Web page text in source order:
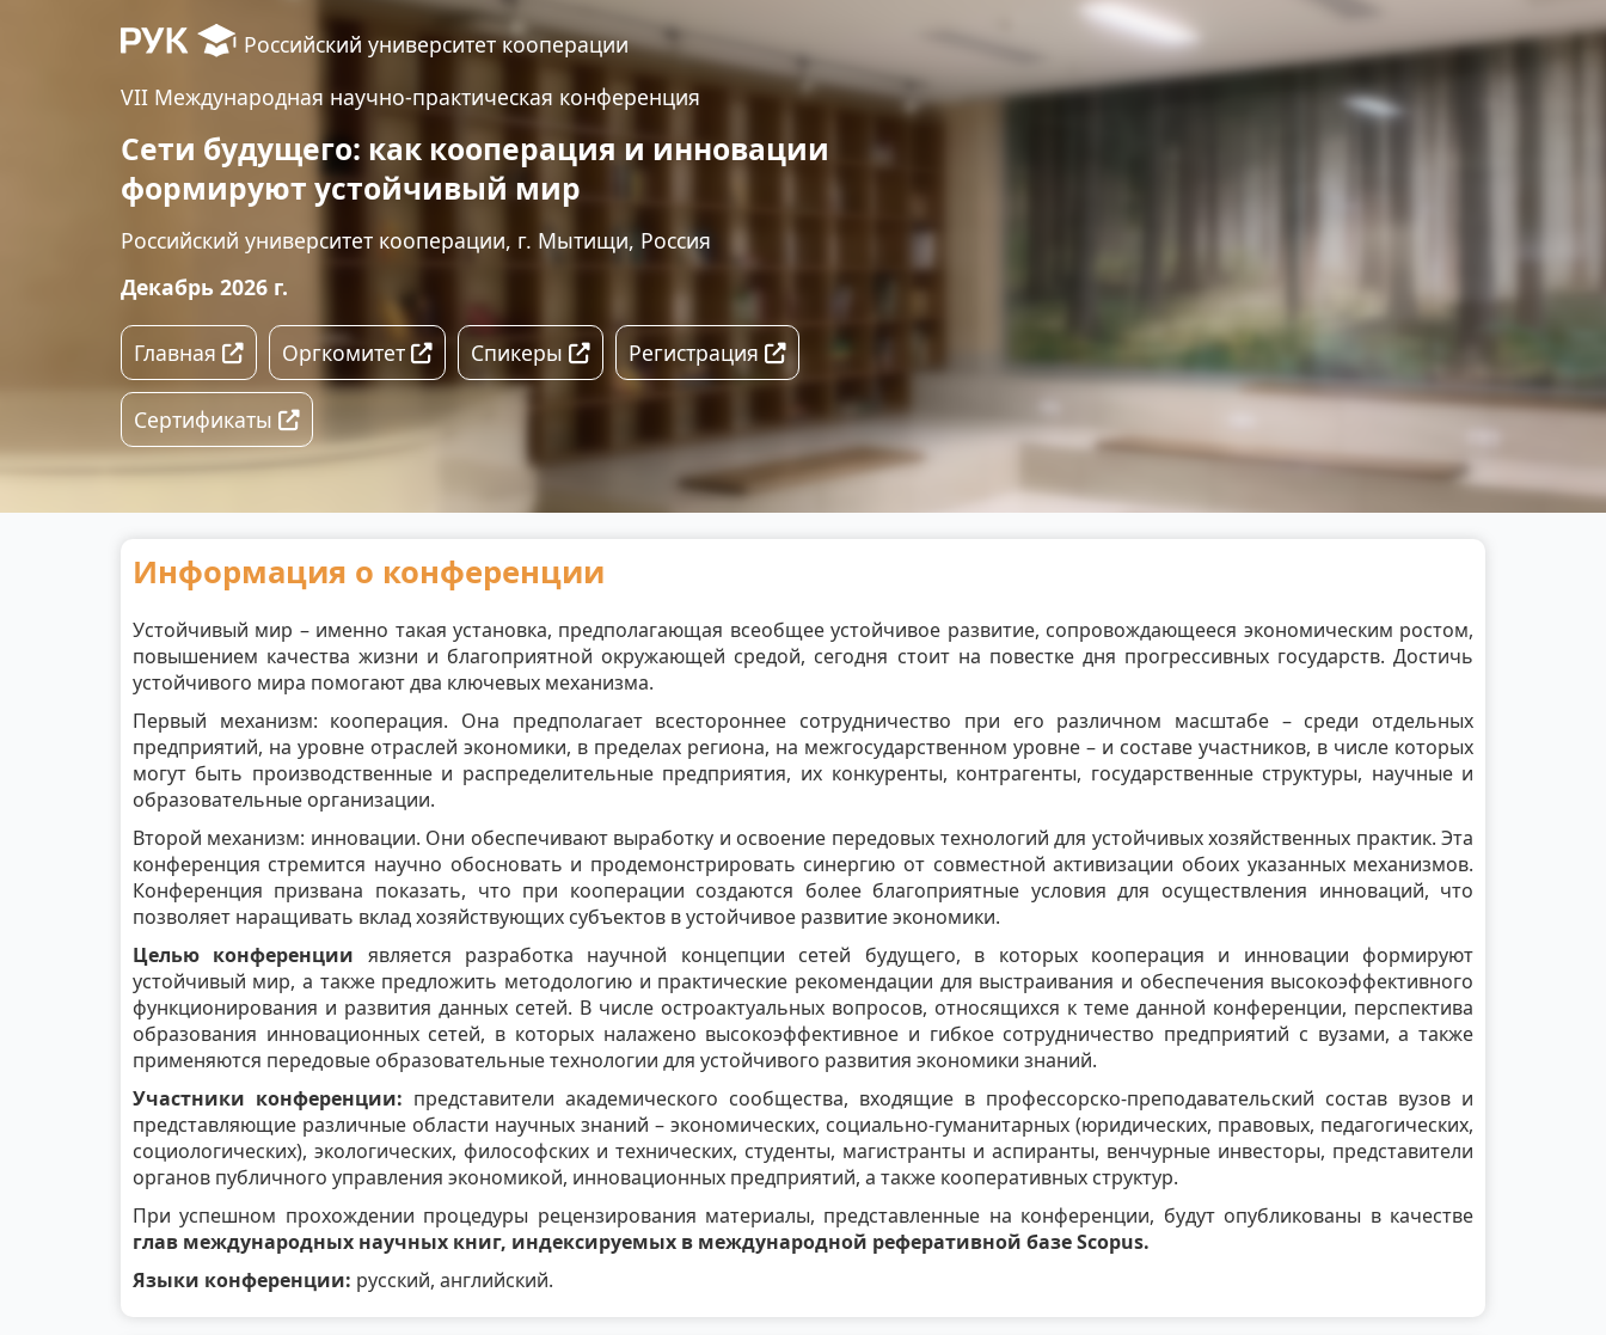
Российский университет кооперации
VII Международная научно-практическая конференция
Сети будущего: как кооперация и инновации
формируют устойчивый мир
Российский университет кооперации, г. Мытищи, Россия
Декабрь 2026 г.
Главная Оргкомитет Спикеры Регистрация
Сертификаты
Информация о конференции
Устойчивый мир – именно такая установка, предполагающая всеобщее устойчивое развитие, сопровождающееся экономическим ростом,
повышением качества жизни и благоприятной окружающей средой, сегодня стоит на повестке дня прогрессивных государств. Достичь
устойчивого мира помогают два ключевых механизма.
Первый механизм: кооперация. Она предполагает всестороннее сотрудничество при его различном масштабе – среди отдельных
предприятий, на уровне отраслей экономики, в пределах региона, на межгосударственном уровне – и составе участников, в числе которых
могут быть производственные и распределительные предприятия, их конкуренты, контрагенты, государственные структуры, научные и
образовательные организации.
Второй механизм: инновации. Они обеспечивают выработку и освоение передовых технологий для устойчивых хозяйственных практик. Эта
конференция стремится научно обосновать и продемонстрировать синергию от совместной активизации обоих указанных механизмов.
Конференция призвана показать, что при кооперации создаются более благоприятные условия для осуществления инноваций, что
позволяет наращивать вклад хозяйствующих субъектов в устойчивое развитие экономики.
Целью конференции является разработка научной концепции сетей будущего, в которых кооперация и инновации формируют
устойчивый мир, а также предложить методологию и практические рекомендации для выстраивания и обеспечения высокоэффективного
функционирования и развития данных сетей. В числе остроактуальных вопросов, относящихся к теме данной конференции, перспектива
образования инновационных сетей, в которых налажено высокоэффективное и гибкое сотрудничество предприятий с вузами, а также
применяются передовые образовательные технологии для устойчивого развития экономики знаний.
Участники конференции: представители академического сообщества, входящие в профессорско-преподавательский состав вузов и
представляющие различные области научных знаний – экономических, социально-гуманитарных (юридических, правовых, педагогических,
социологических), экологических, философских и технических, студенты, магистранты и аспиранты, венчурные инвесторы, представители
органов публичного управления экономикой, инновационных предприятий, а также кооперативных структур.
При успешном прохождении процедуры рецензирования материалы, представленные на конференции, будут опубликованы в качестве
глав международных научных книг, индексируемых в международной реферативной базе Scopus.
Языки конференции: русский, английский.